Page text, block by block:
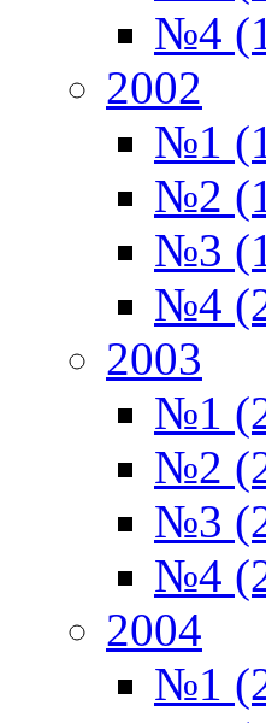
№4
2002
№1
№2
№3
№4
2003
№1
№2
№3
№4
2004
№1